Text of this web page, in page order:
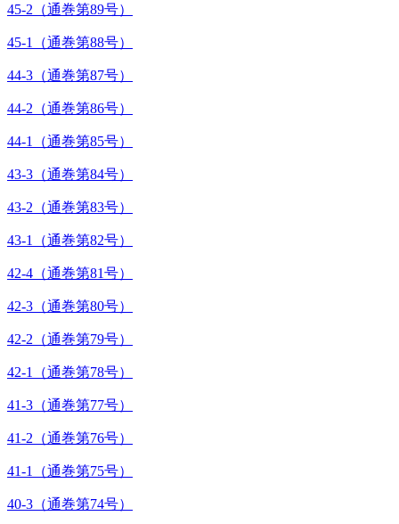
45-2（通巻第89号）
45-1（通巻第88号）
44-3（通巻第87号）
44-2（通巻第86号）
44-1（通巻第85号）
43-3（通巻第84号）
43-2（通巻第83号）
43-1（通巻第82号）
42-4（通巻第81号）
42-3（通巻第80号）
42-2（通巻第79号）
42-1（通巻第78号）
41-3（通巻第77号）
41-2（通巻第76号）
41-1（通巻第75号）
40-3（通巻第74号）